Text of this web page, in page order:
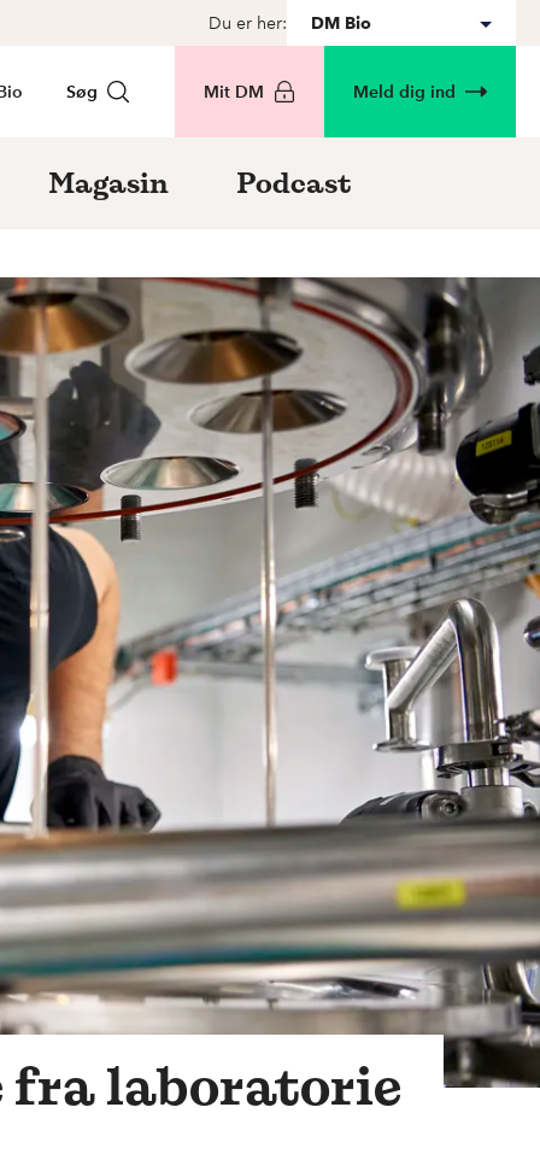
Du er her: DM Bio
Søg Mit DM Meld dig ind
Magasin Podcast
fra laboratorie